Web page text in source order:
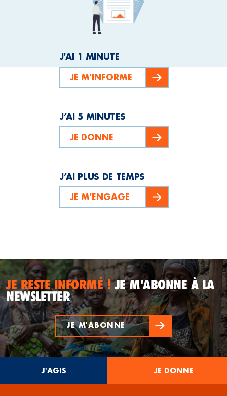
J'AI 1 MINUTE
JE M'INFORME
J’AI 5 MINUTES
JE DONNE
J’AI PLUS DE TEMPS
JE M'ENGAGE
JE RESTE INFORMÉ !JE M'ABONNE À LA
NEWSLETTER
JE M'ABONNE
J'AGIS JE DONNE